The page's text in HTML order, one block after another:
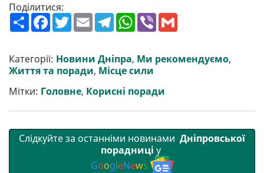
Поділитися:
П
о
р
и
т
F
a
b
o
o
T
w
t
e
r
E
m
l
T
e
g
r
a
W
h
s
A
p
V
r l
Категорії: Новини Дніпра, Ми рекомендуємо,
Життя та поради, Місце сили
Мітки: Головне, Корисні поради
Слідкуйте за останніми новинами Дніпровської
порадниці у
GoogleNews